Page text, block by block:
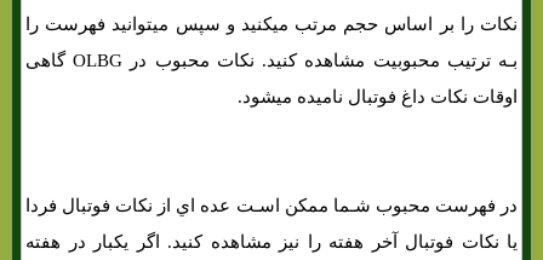
نکات را بر اساس حجم مرتب میکنید و سپس میتوانید فهرست را
بـه ترتیب محبوبیت مشاهده کنید. نکات محبوب در OLBG گاهی
اوقات نکات داغ فوتبال نامیده میشود.
در فهرست محبوب شـما ممکن اسـت عده اي از نکات فوتبال فردا
یا نکات فوتبال آخر هفته را نیز مشاهده کنید. اگر یکبار در هفته